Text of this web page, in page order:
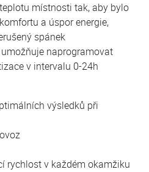
místnosti tak, aby bylo
a úspor energie,
spánek
naprogramovat
v intervalu 0-24h
výsledků při
rychlost v každém okamžiku